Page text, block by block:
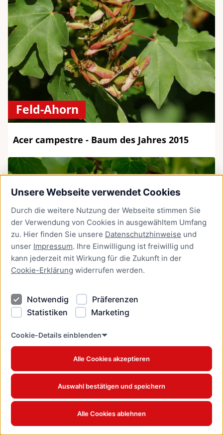
Unsere Webseite verwendet Cookies
Durch die weitere Nutzung der Webseite stimmen Sie
der Verwendung von Cookies in ausgewähltem Umfang
zu. Hier finden Sie unsere Datenschutzhinweise und
unser Impressum. Ihre Einwilligung ist freiwillig und
kann jederzeit mit Wirkung für die Zukunft in der
Cookie-Erklärung widerrufen werden.
Notwendig
Präferenzen
Statistiken
Marketing
Cookie-Details einblenden
Alle Cookies akzeptieren
Auswahl bestätigen und speichern
Alle Cookies ablehnen
Feld-Ahorn
Acer campestre - Baum des Jahres 2015
Winter-Linde
Tilia cordata - Baum des Jahres 2016